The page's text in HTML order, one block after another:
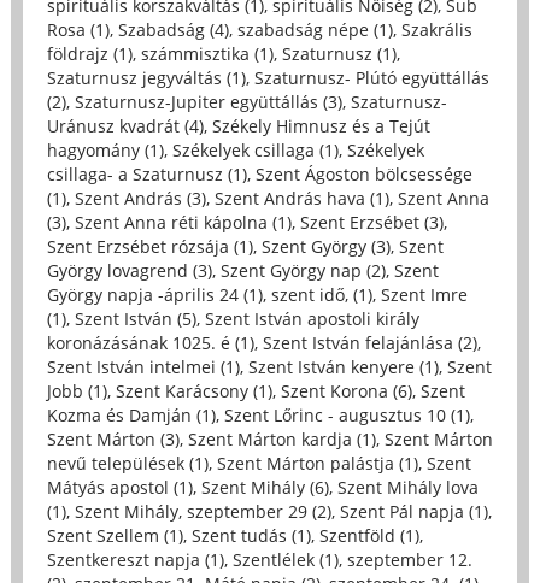
spirituális korszakváltás (1), spirituális Nőiség (2), Sub
Rosa (1), Szabadság (4), szabadság népe (1), Szakrális
földrajz (1), számmisztika (1), Szaturnusz (1),
Szaturnusz jegyváltás (1), Szaturnusz- Plútó együttállás
(2), Szaturnusz-Jupiter együttállás (3), Szaturnusz-
Uránusz kvadrát (4), Székely Himnusz és a Tejút
hagyomány (1), Székelyek csillaga (1), Székelyek
csillaga- a Szaturnusz (1), Szent Ágoston bölcsessége
(1), Szent András (3), Szent András hava (1), Szent Anna
(3), Szent Anna réti kápolna (1), Szent Erzsébet (3),
Szent Erzsébet rózsája (1), Szent György (3), Szent
György lovagrend (3), Szent György nap (2), Szent
György napja -április 24 (1), szent idő, (1), Szent Imre
(1), Szent István (5), Szent István apostoli király
koronázásának 1025. é (1), Szent István felajánlása (2),
Szent István intelmei (1), Szent István kenyere (1), Szent
Jobb (1), Szent Karácsony (1), Szent Korona (6), Szent
Kozma és Damján (1), Szent Lőrinc - augusztus 10 (1),
Szent Márton (3), Szent Márton kardja (1), Szent Márton
nevű települések (1), Szent Márton palástja (1), Szent
Mátyás apostol (1), Szent Mihály (6), Szent Mihály lova
(1), Szent Mihály, szeptember 29 (2), Szent Pál napja (1),
Szent Szellem (1), Szent tudás (1), Szentföld (1),
Szentkereszt napja (1), Szentlélek (1), szeptember 12.